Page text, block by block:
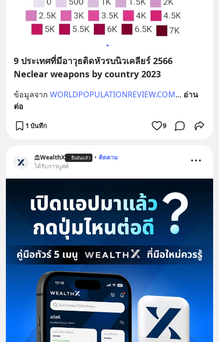
9 ประเทศที่มีอาวุธติดหัวรบนิวเคลียร์ 2566
Neclear weapons by country 2023
ข้อมูลจาก WORLDPOPULATIONREVIEW.COM... อ่าน
ต่อ
1 บันทึก 9
WealthX ยืนยันแล้ว • ติดตาม
ได้รับการบูสต์